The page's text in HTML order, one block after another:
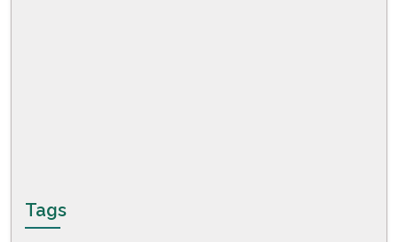
Tags